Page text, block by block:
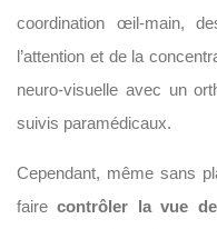
coordination œil-main,
l’attention et de la
neuro-visuelle avec un
suivis paramédicaux.
Cependant, même sans
fairecontrôler la vue